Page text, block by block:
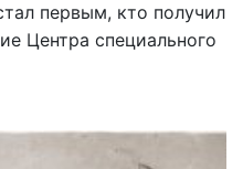
первым, кто получил
Центра специального